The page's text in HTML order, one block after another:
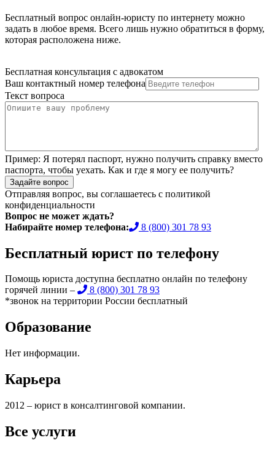
Бесплатный вопрос онлайн-юристу по интернету можно
задать в любое время. Всего лишь нужно обратиться в форму,
которая расположена ниже.
Бесплатная консультация с адвокатом
Ваш контактный номер телефона
Текст вопроса
Пример: Я потерял паспорт, нужно получить справку вместо
паспорта, чтобы уехать. Как и где я могу ее получить?
Задайте вопрос
Отправляя вопрос, вы соглашаетесь с политикой
конфиденциальности
Вопрос не может ждать?
Набирайте номер телефона:
8 (800) 301 78 93
Бесплатный юрист по телефону
Помощь юриста доступна бесплатно онлайн по телефону
горячей линии –
8 (800) 301 78 93
*звонок на территории России бесплатный
Образование
Нет информации.
Карьера
2012 – юрист в консалтинговой компании.
Все услуги